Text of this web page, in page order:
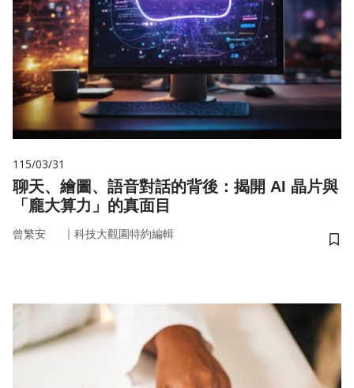
115/03/31
聊天、繪圖、語音對話的背後：揭開 AI 晶片與
「龐大算力」的真面目
曾繁安 ｜ 科技大觀園特約編輯
儲